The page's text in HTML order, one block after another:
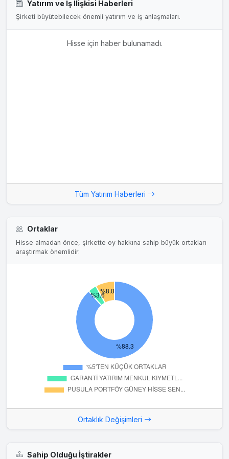
Yatırım ve İş İlişkisi Haberleri
Şirketi büyütebilecek önemli yatırım ve iş anlaşmaları.
Hisse için haber bulunamadı.
Tüm Yatırım Haberleri
Ortaklar
Hisse almadan önce, şirkette oy hakkına sahip büyük ortakları
araştırmak önemlidir.
Ortaklık Değişimleri
Sahip Olduğu İştirakler